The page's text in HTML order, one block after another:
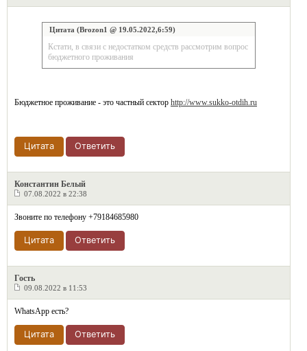
Цитата (Brozon1 @ 19.05.2022,6:59)
Кстати, в связи с недостатком средств рассмотрим вопрос
бюджетного проживания
Бюджетное проживание - это частный сектор http://www.sukko-otdih.ru
Цитата Ответить
Константин Белый
07.08.2022 в 22:38
Звоните по телефону +79184685980
Цитата Ответить
Гость
09.08.2022 в 11:53
WhatsApp есть?
Цитата Ответить